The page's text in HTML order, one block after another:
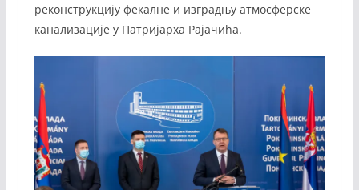
реконструкцију фекалне и изградњу атмосферске
канализације у Патријарха Рајачића.